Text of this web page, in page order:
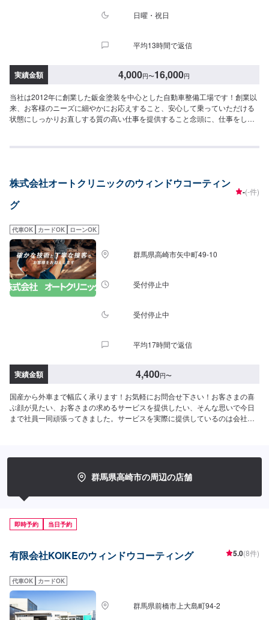
日曜・祝日
平均13時間で返信
実績金額 4,000円〜16,000円
当社は2012年に創業した鈑金塗装を中心とした自動車整備工場です！創業以
来、お客様のニーズに細やかにお応えすること、安心して乗っていただける
状態にしっかりお直しする質の高い仕事を提供すること念頭に、仕事をして
サービスの強化はもちろん、働くスタッフのストレスを軽減し、よりお客様
追求し、全てのお客様からも頼みやすい、と言っていただける自動車整備工
場となるよう努めてまいります！--------------------------------------------------【1】
オファーにてお問い合わせ【2】お見積り【3】お見積りにご納得いただけれ
いたします。車種や状態により納期が前後する場合がございます。予め、ご
了承ください。◯代車について◯作業中は無料の代車をご利用ください。※燃
料代は、お客様負担となっております。予め、ご了承ください。【定休日・
営業時間】定休日：日曜日、祝日営業時間：9:00~18:00
株式会社オートクリニックのウィンドウコーティン
グ
-(-件)
代車OK カードOK ローンOK
群馬県高崎市矢中町49-10
受付停止中
受付停止中
平均17時間で返信
実績金額 4,400円〜
国産から外車まで幅広く承ります！お気軽にお問合せ下さい！お客さまの喜
ぶ顔が見たい、お客さまの求めるサービスを提供したい、そんな思いで今日
まで社員一同頑張ってきました。サービスを実際に提供しているのは会社を
おクルマの事ならどんな事でもお任せ下さい！-----------------------------------------
---------【1】オファーにてお問い合わせ【2】お見積り【3】お見積りにご納
得いただければ作業開始【4】仕上がり次第納車-----納期について-----納期は
通常1日～2日程度で納車となります。納期は前後する場合がございます。予
め、ご了承ください。-----代車について-----無料の代車をご用意しています。
お車の作業中は代車をご利用ください。※代車の燃料代はお客様にご負担いた
面に進み、宮原町交差点を北（高崎/島野町方面）に曲がり直進すると約500
メートルで左手の交差点角に当店があります。入庫の際はお気をつけてお越
さい。受付はスタッフへ「メンテモで予約しました」とお伝えください。ご
案内いたします。【定休日・営業時間】定休日：日曜日、祝日、第二土曜日
営業時間：8:30~18:00
群馬県高崎市の周辺の店舗
即時予約 当日予約
有限会社KOIKEのウィンドウコーティング 5.0(8件)
代車OK カードOK
群馬県前橋市上大島町94-2